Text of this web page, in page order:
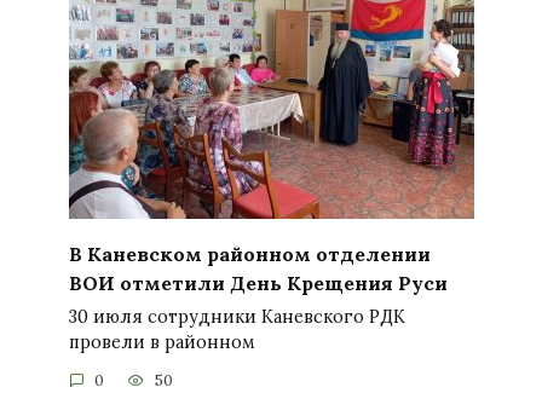
В Каневском районном отделении
ВОИ отметили День Крещения Руси
30 июля сотрудники Каневского РДК
провели в районном
0 50